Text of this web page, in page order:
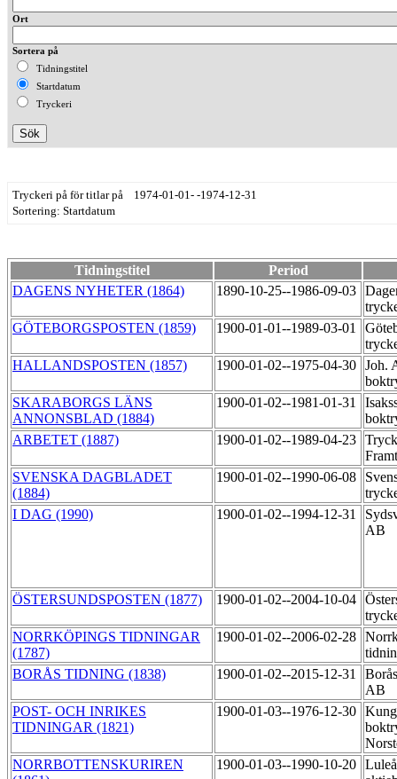
Ort
Sortera på
Tidningstitel
Startdatum
Tryckeri
Tryckeri på för titlar på 1974-01-01- -1974-12-31
Sortering: Startdatum
Tidningstitel
Period
DAGENS NYHETER (1864)
1890-10-25--1986-09-03
GÖTEBORGSPOSTEN (1859)
1900-01-01--1989-03-01
HALLANDSPOSTEN (1857)
1900-01-02--1975-04-30 Joh.
SKARABORGS LÄNS
ANNONSBLAD (1884)
1900-01-02--1981-01-31
ARBETET (1887)
1900-01-02--1989-04-23
SVENSKA DAGBLADET
(1884)
1900-01-02--1990-06-08
I DAG (1990)
1900-01-02--1994-12-31
AB
ÖSTERSUNDSPOSTEN (1877) 1900-01-02--2004-10-04
NORRKÖPINGS TIDNINGAR
(1787)
1900-01-02--2006-02-28
BORÅS TIDNING (1838)
1900-01-02--2015-12-31
AB
POST- OCH INRIKES
TIDNINGAR (1821)
1900-01-03--1976-12-30
NORRBOTTENSKURIREN
1900-01-03--1990-10-20